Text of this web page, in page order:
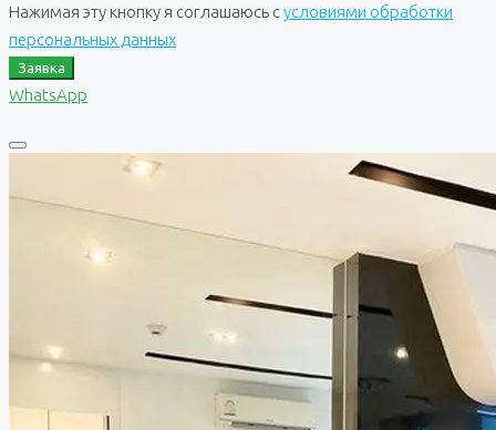
Нажимая эту кнопку я соглашаюсь сусловиями обработки
персональных данных
Заявка
WhatsApp